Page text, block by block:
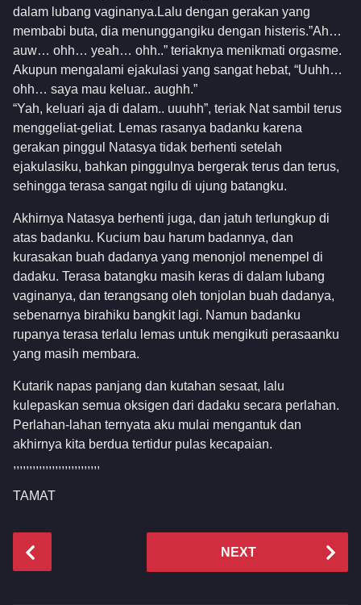
dalam lubang vaginanya.Lalu dengan gerakan yang
membabi buta, dia menunggangiku dengan histeris.”Ah…
auw… ohh… yeah… ohh..” teriaknya menikmati orgasme.
Akupun mengalami ejakulasi yang sangat hebat, “Uuhh…
ohh… saya mau keluar.. aughh.”
“Yah, keluari aja di dalam.. uuuhh”, teriak Nat sambil terus
menggeliat-geliat. Lemas rasanya badanku karena
gerakan pinggul Natasya tidak berhenti setelah
ejakulasiku, bahkan pinggulnya bergerak terus dan terus,
sehingga terasa sangat ngilu di ujung batangku.
Akhirnya Natasya berhenti juga, dan jatuh terlungkup di
atas badanku. Kucium bau harum badannya, dan
kurasakan buah dadanya yang menonjol menempel di
dadaku. Terasa batangku masih keras di dalam lubang
vaginanya, dan terangsang oleh tonjolan buah dadanya,
sebenarnya birahiku bangkit lagi. Namun badanku
rupanya terasa terlalu lemas untuk mengikuti perasaanku
yang masih membara.
Kutarik napas panjang dan kutahan sesaat, lalu
kulepaskan semua oksigen dari dadaku secara perlahan.
Perlahan-lahan ternyata aku mulai mengantuk dan
akhirnya kita berdua tertidur pulas kecapaian.
,,,,,,,,,,,,,,,,,,,,,,,,,,,
TAMAT
NEXT